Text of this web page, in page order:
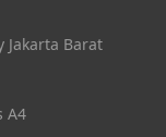
Jakarta Barat
A4